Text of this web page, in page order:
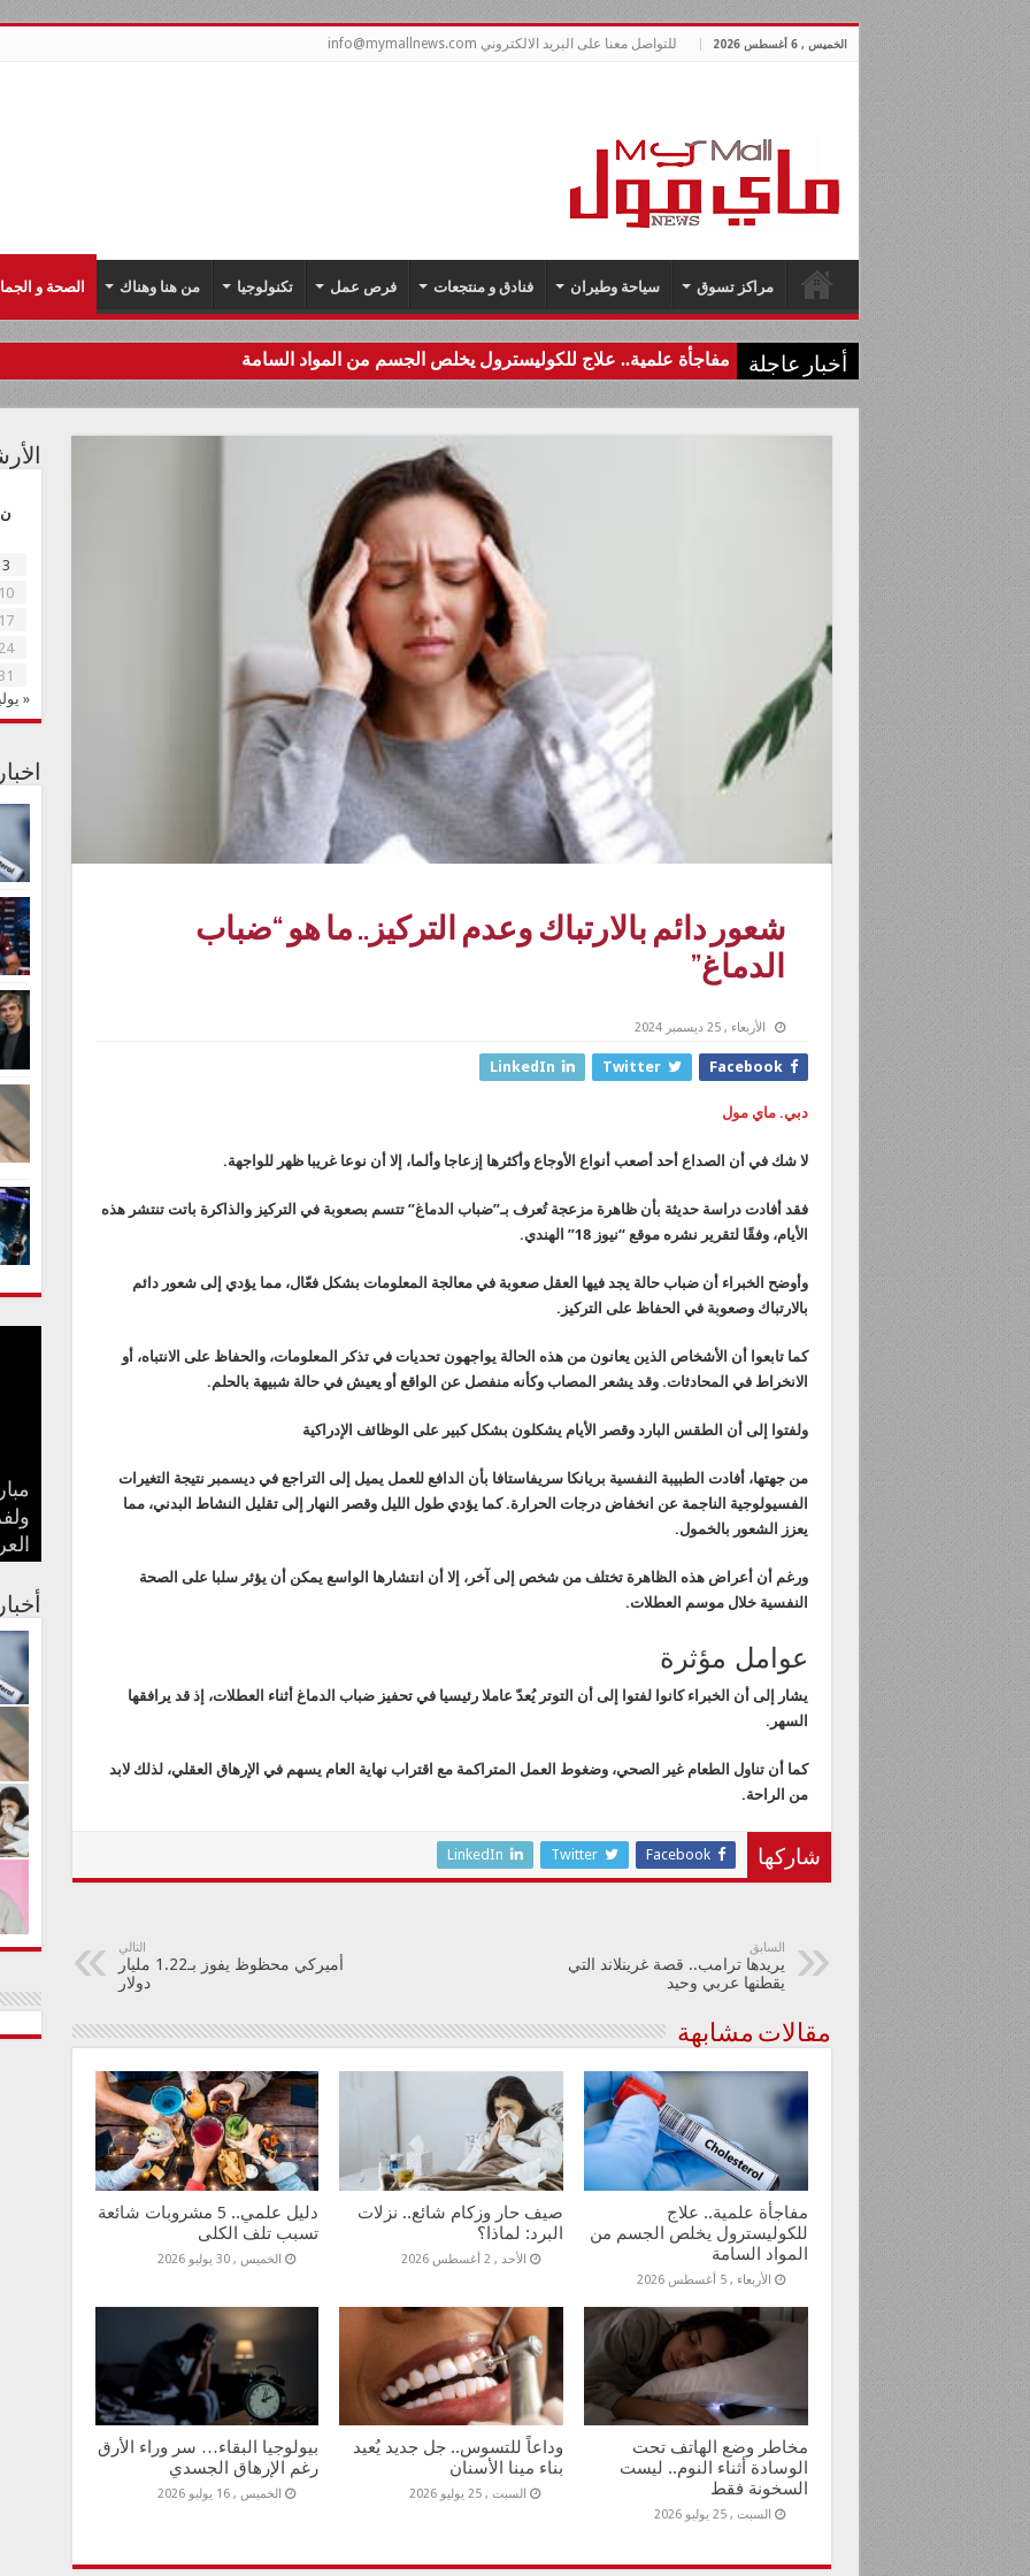
الخميس , 6 أغسطس 2026 للتواصل معنا على البريد الالكتروني info@mymallnews.com
مراكز تسوق سياحة وطيران فنادق و منتجعات فرص عمل تكنولوجيا من هنا وهناك الصحة و
أخبار عاجلة مفاجأة علمية.. علاج للكوليسترول يخلص الجسم من المواد السامة
شعور دائم بالارتباك وعدم التركيز.. ما هو “ضباب
الدماغ”
الأربعاء , 25 ديسمبر 2024
Facebook
Twitter
LinkedIn
دبي. ماي مول
لا شك في أن الصداع أحد أصعب أنواع الأوجاع وأكثرها إزعاجا وألما، إلا أن نوعا غريبا ظهر للواجهة.
فقد أفادت دراسة حديثة بأن ظاهرة مزعجة تُعرف بـ”ضباب الدماغ” تتسم بصعوبة في التركيز والذاكرة باتت تنتشر هذه
الأيام، وفقًا لتقرير نشره موقع “نيوز 18” الهندي.
وأوضح الخبراء أن ضباب حالة يجد فيها العقل صعوبة في معالجة المعلومات بشكل فعّال، مما يؤدي إلى شعور دائم
بالارتباك وصعوبة في الحفاظ على التركيز.
كما تابعوا أن الأشخاص الذين يعانون من هذه الحالة يواجهون تحديات في تذكر المعلومات، والحفاظ على الانتباه، أو
الانخراط في المحادثات. وقد يشعر المصاب وكأنه منفصل عن الواقع أو يعيش في حالة شبيهة بالحلم.
ولفتوا إلى أن الطقس البارد وقصر الأيام يشكلون بشكل كبير على الوظائف الإدراكية
من جهتها، أفادت الطبيبة النفسية بريانكا سريفاستافا بأن الدافع للعمل يميل إلى التراجع في ديسمبر نتيجة التغيرات
الفسيولوجية الناجمة عن انخفاض درجات الحرارة. كما يؤدي طول الليل وقصر النهار إلى تقليل النشاط البدني، مما
يعزز الشعور بالخمول.
ورغم أن أعراض هذه الظاهرة تختلف من شخص إلى آخر، إلا أن انتشارها الواسع يمكن أن يؤثر سلبا على الصحة
النفسية خلال موسم العطلات.
عوامل مؤثرة
يشار إلى أن الخبراء كانوا لفتوا إلى أن التوتر يُعدّ عاملا رئيسيا في تحفيز ضباب الدماغ أثناء العطلات، إذ قد يرافقها
السهر.
كما أن تناول الطعام غير الصحي، وضغوط العمل المتراكمة مع اقتراب نهاية العام يسهم في الإرهاق العقلي، لذلك لابد
من الراحة.
شاركها Facebook
Twitter
LinkedIn
السابق
يريدها ترامب.. قصة غرينلاند التي
يقطنها عربي وحيد
التالي
أميركي محظوظ يفوز بـ1.22 مليار
دولار
مقالات مشابهة
مفاجأة علمية.. علاج
للكوليسترول يخلص الجسم من
المواد السامة
الأربعاء , 5 أغسطس 2026
صيف حار وزكام شائع.. نزلات
البرد: لماذا؟
الأحد , 2 أغسطس 2026
دليل علمي.. 5 مشروبات شائعة
تسبب تلف الكلى
الخميس , 30 يوليو 2026
مخاطر وضع الهاتف تحت
الوسادة أثناء النوم.. ليست
السخونة فقط
السبت , 25 يوليو 2026
وداعاً للتسوس.. جل جديد يُعيد
بناء مينا الأسنان
السبت , 25 يوليو 2026
بيولوجيا البقاء… سر وراء الأرق
رغم الإرهاق الجسدي
الخميس , 16 يوليو 2026
ن
3
10
17
24
«